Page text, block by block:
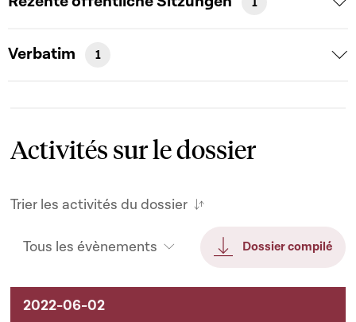
Verbatim 1
Activités sur le dossier
Trier les activités du dossier
Tous les évènements Dossier compilé
Activités sur le dossier